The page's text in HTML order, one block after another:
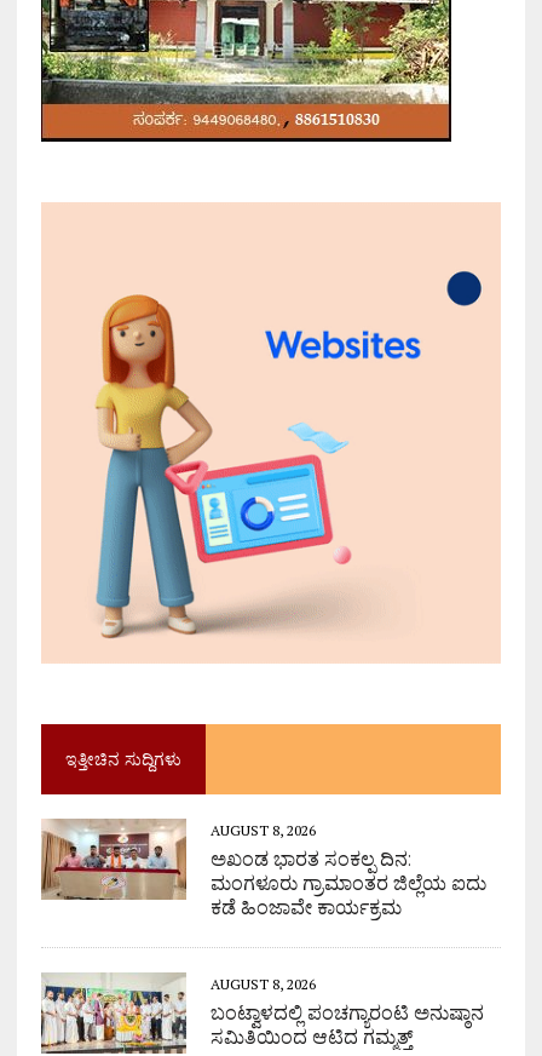
ಇತ್ತೀಚಿನ ಸುದ್ದಿಗಳು
AUGUST 8, 2026
ಅಖಂಡ ಭಾರತ ಸಂಕಲ್ಪ ದಿನ:
ಮಂಗಳೂರು ಗ್ರಾಮಾಂತರ ಜಿಲ್ಲೆಯ ಐದು
ಕಡೆ ಹಿಂಜಾವೇ ಕಾರ್ಯಕ್ರಮ
AUGUST 8, 2026
ಬಂಟ್ವಾಳದಲ್ಲಿ ಪಂಚಗ್ಯಾರಂಟಿ ಅನುಷ್ಠಾನ
ಸಮಿತಿಯಿಂದ ಆಟಿದ ಗಮ್ಮತ್ತ್